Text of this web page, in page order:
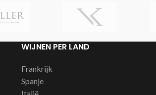
WIJNEN PER LAND
Frankrijk
Spanje